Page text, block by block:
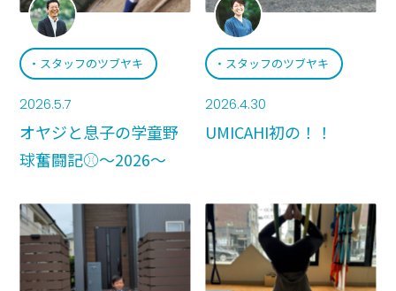
お知らせ
スタッフのツブヤキ
情報公開
スタッフのツブヤキ
2026.5.7
オヤジと息子の学童野
球奮闘記⚾️〜2026〜
スタッフのツブヤキ
2026.4.30
UMICAHI初の！！